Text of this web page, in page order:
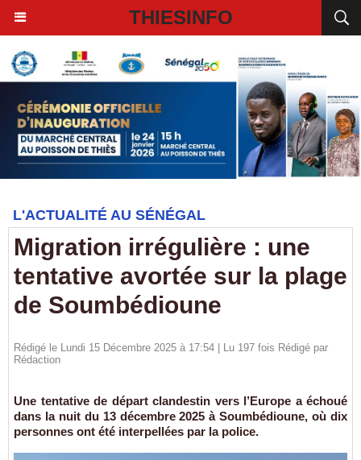
THIESINFO
L'ACTUALITÉ AU SÉNÉGAL
Migration irrégulière : une
tentative avortée sur la plage
de Soumbédioune
Rédigé le Lundi 15 Décembre 2025 à 17:54 | Lu 197 fois Rédigé par
Rédaction
Une tentative de départ clandestin vers l’Europe a échoué
dans la nuit du 13 décembre 2025 à Soumbédioune, où dix
personnes ont été interpellées par la police.